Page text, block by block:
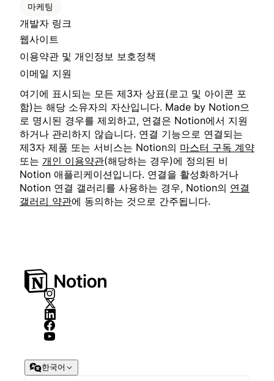
마케팅
개발자 링크
웹사이트
이용약관 및 개인정보 보호정책
이메일 지원
여기에 표시되는 모든 제3자 상표(로고 및 아이콘 포
함)는 해당 소유자의 자산입니다. Made by Notion으
로 명시된 경우를 제외하고, 연결은 Notion에서 지원
하거나 관리하지 않습니다. 연결 기능으로 연결되는
제3자 제품 또는 서비스는 Notion의 마스터 구독 계약
또는 개인 이용약관(해당하는 경우)에 정의된 비
Notion 애플리케이션입니다. 연결을 활성화하거나
Notion 연결 갤러리를 사용하는 경우, Notion의 연결
갤러리 약관에 동의하는 것으로 간주됩니다.
한국어